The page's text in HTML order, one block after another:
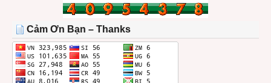
THÁNG
Cảm Ơn Bạn – Thanks